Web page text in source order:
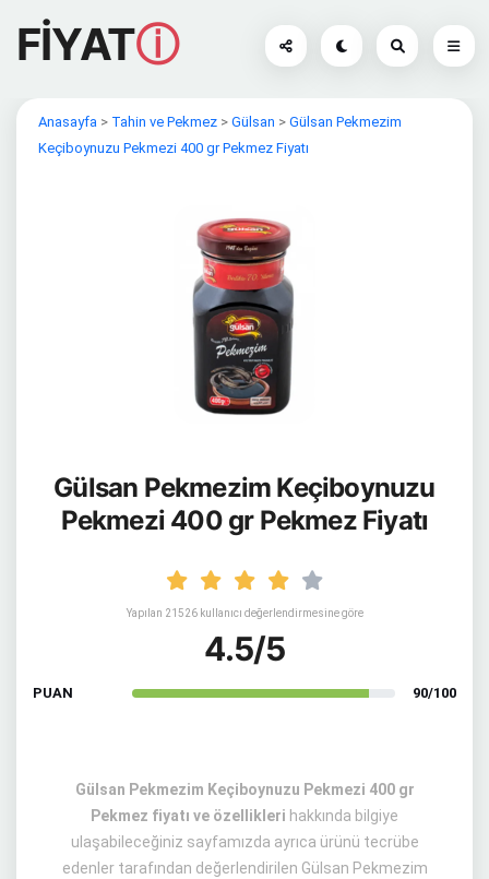
FİYATⓘ
Anasayfa > Tahin ve Pekmez > Gülsan > Gülsan Pekmezim
Keçiboynuzu Pekmezi 400 gr Pekmez Fiyatı
Gülsan Pekmezim Keçiboynuzu
Pekmezi 400 gr Pekmez Fiyatı
Yapılan 21526 kullanıcı değerlendirmesine göre
4.5/5
PUAN 90/100
Gülsan Pekmezim Keçiboynuzu Pekmezi 400 gr
Pekmez fiyatı ve özellikleri hakkında bilgiye
ulaşabileceğiniz sayfamızda ayrıca ürünü tecrübe
edenler tarafından değerlendirilen Gülsan Pekmezim